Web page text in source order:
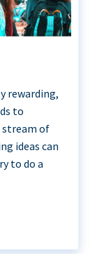
rewarding,
to
stream of
ideas can
to do a